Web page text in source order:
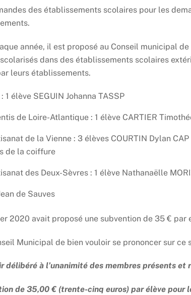
des établissements scolaires pour les
année, il est proposé au Conseil municipal
dans des établissements scolaires
leurs établissements.
élève SEGUIN Johanna TASSP
de Loire-Atlantique : 1 élève CARTIER
de la Vienne : 3 élèves COURTIN Dylan
de la coiffure
des Deux-Sèvres : 1 élève Nathanaëlle
de Sauves
2020 avait proposé une subvention de 35 € par
Municipal de bien vouloir se prononcer sur ce
délibéré à l’unanimité des membres présents et
de 35,00 € (trente-cinq euros) par élève